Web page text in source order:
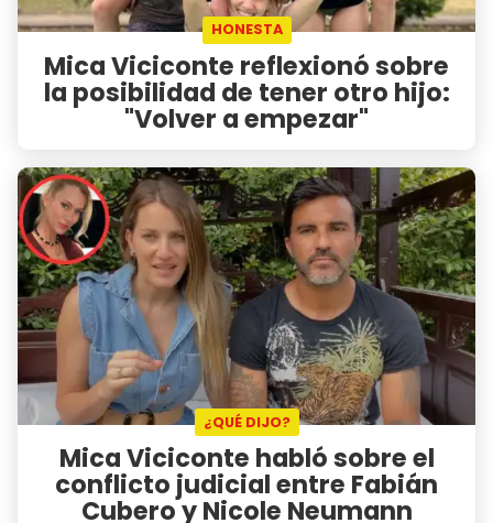
HONESTA
Mica Viciconte reflexionó sobre
la posibilidad de tener otro hijo:
"Volver a empezar"
¿QUÉ DIJO?
Mica Viciconte habló sobre el
conflicto judicial entre Fabián
Cubero y Nicole Neumann